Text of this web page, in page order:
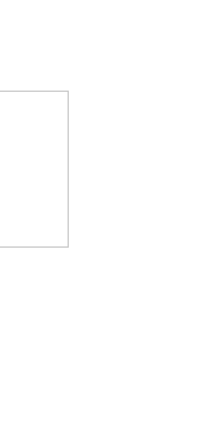
области на сайте